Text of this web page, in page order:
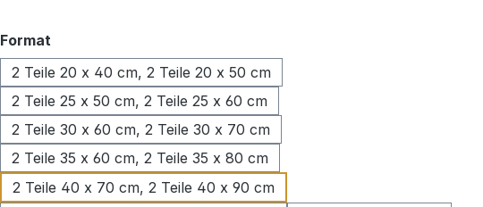
Format
2 Teile 20 x 40 cm, 2 Teile 20 x 50 cm
2 Teile 25 x 50 cm, 2 Teile 25 x 60 cm
2 Teile 30 x 60 cm, 2 Teile 30 x 70 cm
2 Teile 35 x 60 cm, 2 Teile 35 x 80 cm
2 Teile 40 x 70 cm, 2 Teile 40 x 90 cm